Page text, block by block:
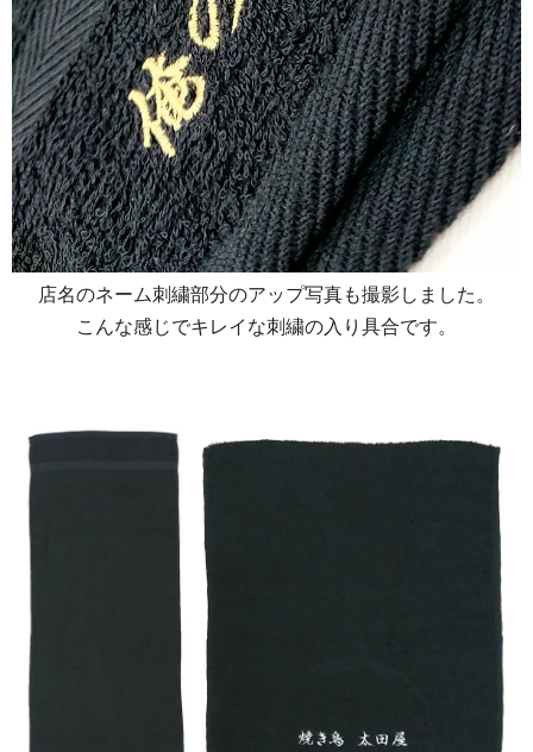
店名のネーム刺繍部分のアップ写真も撮影しました。
こんな感じでキレイな刺繍の入り具合です。